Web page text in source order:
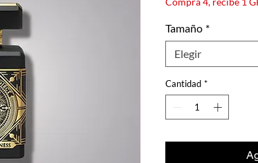
Tamaño *
Elegir
Cantidad *